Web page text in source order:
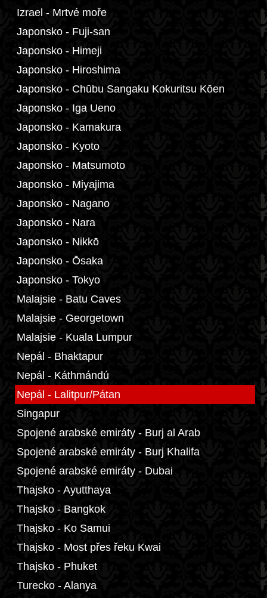
Izrael - Mrtvé moře
Japonsko - Fuji-san
Japonsko - Himeji
Japonsko - Hiroshima
Japonsko - Chūbu Sangaku Kokuritsu Kōen
Japonsko - Iga Ueno
Japonsko - Kamakura
Japonsko - Kyoto
Japonsko - Matsumoto
Japonsko - Miyajima
Japonsko - Nagano
Japonsko - Nara
Japonsko - Nikkō
Japonsko - Ōsaka
Japonsko - Tokyo
Malajsie - Batu Caves
Malajsie - Georgetown
Malajsie - Kuala Lumpur
Nepál - Bhaktapur
Nepál - Káthmándú
Nepál - Lalitpur/Pátan
Singapur
Spojené arabské emiráty - Burj al Arab
Spojené arabské emiráty - Burj Khalifa
Spojené arabské emiráty - Dubai
Thajsko - Ayutthaya
Thajsko - Bangkok
Thajsko - Ko Samui
Thajsko - Most přes řeku Kwai
Thajsko - Phuket
Turecko - Alanya